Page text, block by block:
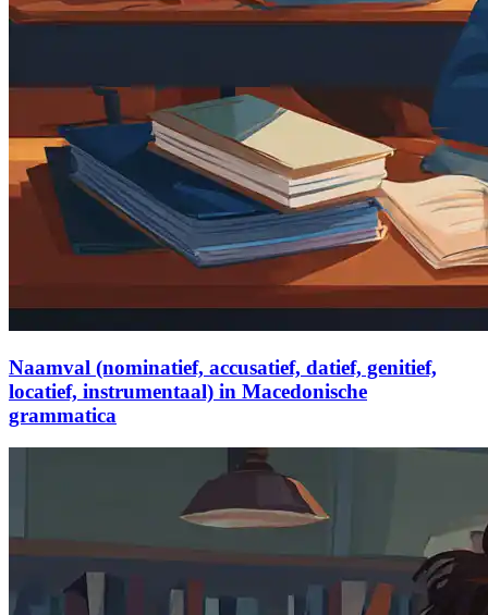
Naamval (nominatief, accusatief, datief, genitief,
locatief, instrumentaal) in Macedonische
grammatica